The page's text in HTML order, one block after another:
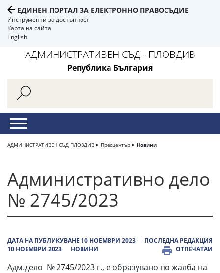
ЕДИНЕН ПОРТАЛ ЗА ЕЛЕКТРОННО ПРАВОСЪДИЕ
Инструменти за достъпност
Карта на сайта
English
АДМИНИСТРАТИВЕН СЪД - ПЛОВДИВ
Република България
АДМИНИСТРАТИВЕН СЪД ПЛОВДИВ Пресцентър Новини
Административно дело
№ 2745/2023
ДАТА НА ПУБЛИКУВАНЕ 10 НОЕМВРИ 2023
ПОСЛЕДНА РЕДАКЦИЯ
10 НОЕМВРИ 2023
НОВИНИ ОТПЕЧАТАЙ
Адм.дело № 2745/2023 г., е образувано по жалба на